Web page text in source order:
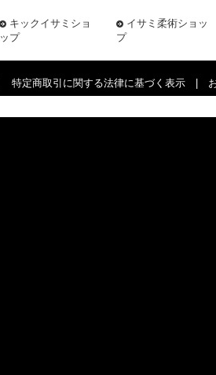
キックイサミショ
ップ
イサミ柔術ショッ
プ
特定商取引に関する法律に基づく表示